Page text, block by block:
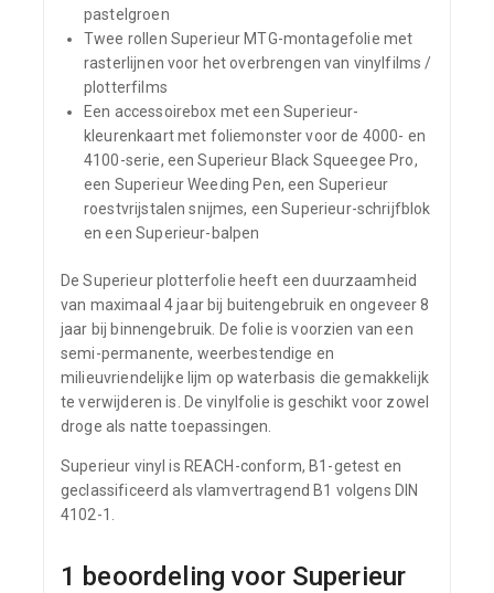
pastelgroen
Twee rollen Superieur MTG-montagefolie met
rasterlijnen voor het overbrengen van vinylfilms /
plotterfilms
Een accessoirebox met een Superieur-
kleurenkaart met foliemonster voor de 4000- en
4100-serie, een Superieur Black Squeegee Pro,
een Superieur Weeding Pen, een Superieur
roestvrijstalen snijmes, een Superieur-schrijfblok
en een Superieur-balpen
De Superieur plotterfolie heeft een duurzaamheid
van maximaal 4 jaar bij buitengebruik en ongeveer 8
jaar bij binnengebruik. De folie is voorzien van een
semi-permanente, weerbestendige en
milieuvriendelijke lijm op waterbasis die gemakkelijk
te verwijderen is. De vinylfolie is geschikt voor zowel
droge als natte toepassingen.
Superieur vinyl is REACH-conform, B1-getest en
geclassificeerd als vlamvertragend B1 volgens DIN
4102-1.
1 beoordeling voor Superieur